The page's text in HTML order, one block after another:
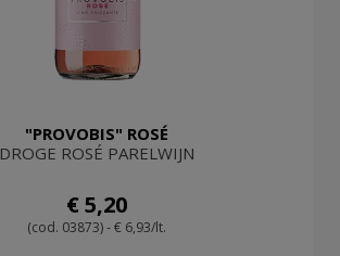
"PROVOBIS" ROSÉ
DROGE ROSÉ PARELWIJN
€ 5,20
(cod. 03873) - € 6,93/lt.